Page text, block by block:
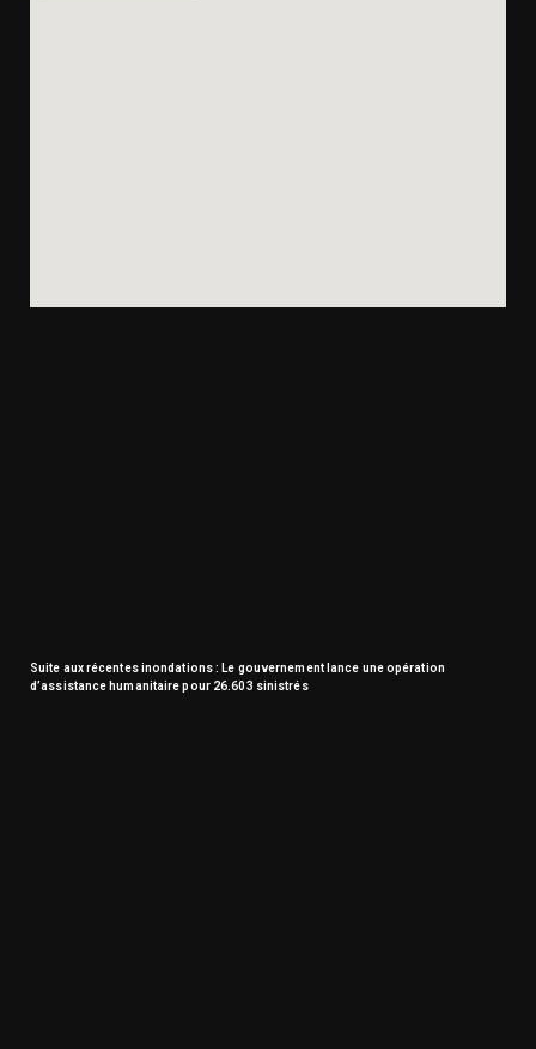
Suite aux récentes inondations : Le gouvernement lance une opération
d’assistance humanitaire pour 26.603 sinistrés